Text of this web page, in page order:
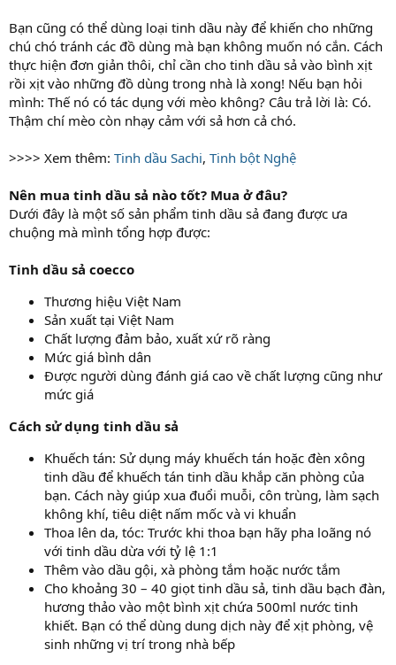
Bạn cũng có thể dùng loại tinh dầu này để khiến cho những
chú chó tránh các đồ dùng mà bạn không muốn nó cắn. Cách
thực hiện đơn giản thôi, chỉ cần cho tinh dầu sả vào bình xịt
rồi xịt vào những đồ dùng trong nhà là xong! Nếu bạn hỏi
mình: Thế nó có tác dụng với mèo không? Câu trả lời là: Có.
Thậm chí mèo còn nhạy cảm với sả hơn cả chó.
>>>> Xem thêm: Tinh dầu Sachi, Tinh bột Nghệ
Nên mua tinh dầu sả nào tốt? Mua ở đâu?
Dưới đây là một số sản phẩm tinh dầu sả đang được ưa
chuộng mà mình tổng hợp được:
Tinh dầu sả coecco
Thương hiệu Việt Nam
Sản xuất tại Việt Nam
Chất lượng đảm bảo, xuất xứ rõ ràng
Mức giá bình dân
Được người dùng đánh giá cao về chất lượng cũng như
mức giá
Cách sử dụng tinh dầu sả
Khuếch tán: Sử dụng máy khuếch tán hoặc đèn xông
tinh dầu để khuếch tán tinh dầu khắp căn phòng của
bạn. Cách này giúp xua đuổi muỗi, côn trùng, làm sạch
không khí, tiêu diệt nấm mốc và vi khuẩn
Thoa lên da, tóc: Trước khi thoa bạn hãy pha loãng nó
với tinh dầu dừa với tỷ lệ 1:1
Thêm vào dầu gội, xà phòng tắm hoặc nước tắm
Cho khoảng 30 – 40 giọt tinh dầu sả, tinh dầu bạch đàn,
hương thảo vào một bình xịt chứa 500ml nước tinh
khiết. Bạn có thể dùng dung dịch này để xịt phòng, vệ
sinh những vị trí trong nhà bếp